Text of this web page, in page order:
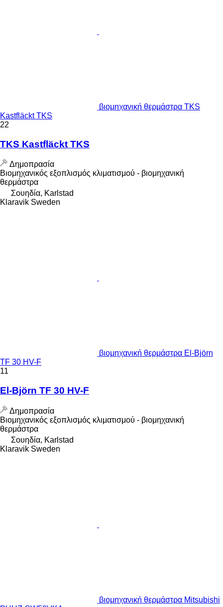
βιομηχανική θερμάστρα TKS
Kastfläckt TKS
22
TKS Kastfläckt TKS
Δημοπρασία
Βιομηχανικός εξοπλισμός κλιματισμού - βιομηχανική
θερμάστρα
Σουηδία, Karlstad
Klaravik Sweden
βιομηχανική θερμάστρα El-Björn
TF 30 HV-F
11
El-Björn TF 30 HV-F
Δημοπρασία
Βιομηχανικός εξοπλισμός κλιματισμού - βιομηχανική
θερμάστρα
Σουηδία, Karlstad
Klaravik Sweden
βιομηχανική θερμάστρα Mitsubishi